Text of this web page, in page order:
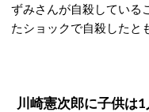
ずみさんが自殺している
たショックで自殺したと
川崎憲次郎に子供は